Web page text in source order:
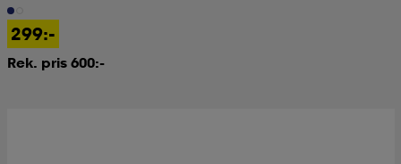
299:-
Rek. pris 600:-